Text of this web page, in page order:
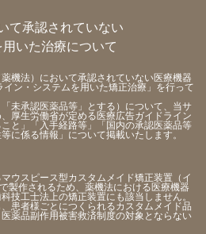
て承認されていない
用いた治療について
機法）において承認されていない医療機器
ン・システムを用いた矯正治療」を行って
未承認医薬品等」とする）について、当サ
厚生労働省が定める医療広告ガイドライン
と」「入手経路等」「国内の承認医薬品等
に係る情報」について掲載いたします。
ウスピース型カスタムメイド矯正装置（イ
製作されるため、薬機法における医療機器
技工士法上の矯正装置にも該当しません。
患者様ごとにつくられるカスタムメイド品
薬品副作用被害救済制度の対象とならない